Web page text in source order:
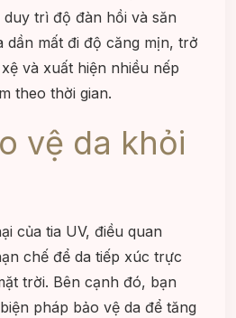
trì độ đàn hồi và săn
dần mất đi độ căng mịn, trở
và xuất hiện nhiều nếp
theo thời gian.
vệ da khỏi
của tia UV, điều quan
chế để da tiếp xúc trực
trời. Bên cạnh đó, bạn
pháp bảo vệ da để tăng